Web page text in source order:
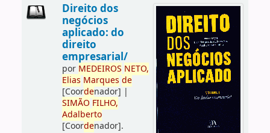
Direito dos
negócios
aplicado: do
direito
empresarial/
por MEDEIROS NETO,
Elias Marques de
[Coordenador] |
SIMÃO FILHO,
Adalberto
[Coordenador].